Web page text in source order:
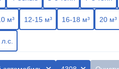
м³ 12-15 м³ 16-18 м³ 20 м³